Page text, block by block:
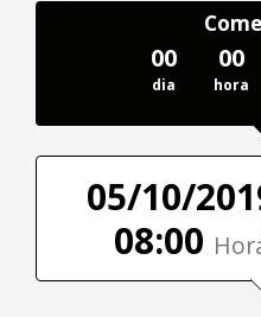
00
dia
00
hora
05/10/
08:00